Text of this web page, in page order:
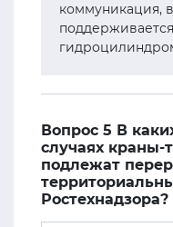
коммуникация,
Вопрос 5 В
случаях краны-
подлежат
Ростехнадзора?